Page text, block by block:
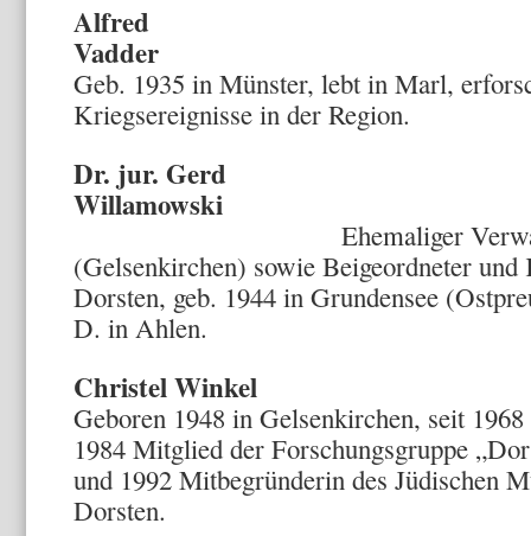
Alfred
Vadder
Geb. 1935 in Münster, lebt in Marl,
Kriegsereignisse in der Region.
Dr. jur. Gerd
Willamowski
Ehemaliger
(Gelsenkirchen) sowie Beigeordneter
Dorsten, geb. 1944 in Grundensee
D. in Ahlen.
Christel Winkel
Geboren 1948 in Gelsenkirchen, seit
1984 Mitglied der Forschungsgruppe
und 1992 Mitbegründerin des Jüdischen
Dorsten.